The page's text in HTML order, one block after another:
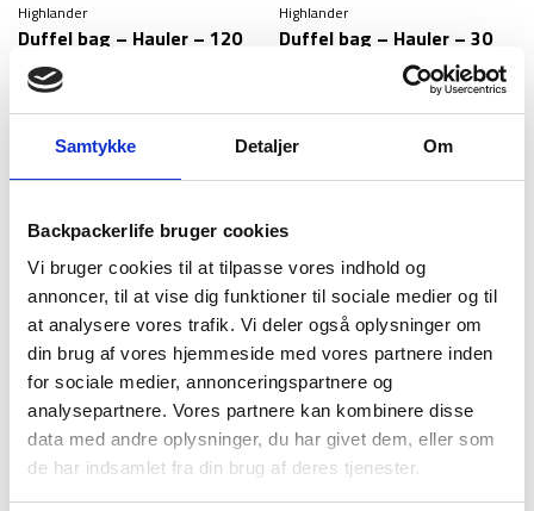
Samtykke Detaljer Om
Backpackerlife bruger cookies
Vi bruger cookies til at tilpasse vores indhold og
annoncer, til at vise dig funktioner til sociale medier og til
at analysere vores trafik. Vi deler også oplysninger om
din brug af vores hjemmeside med vores partnere inden
for sociale medier, annonceringspartnere og
analysepartnere. Vores partnere kan kombinere disse
data med andre oplysninger, du har givet dem, eller som
de har indsamlet fra din brug af deres tjenester.
Highlander
Duffel bag – Hauler – 120
liter
679kr
Highlander
Duffel bag – Hauler – 30
Highlander
Duffel bag – Hauler – 45
liter
449kr
Highlander
Duffel bag – Hauler – 65
liter
529kr